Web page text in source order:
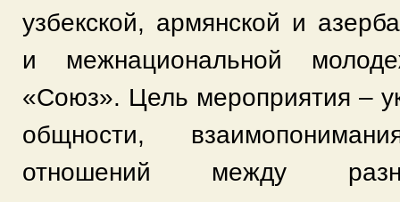
узбекской, армянской и
и межнациональной
«Союз». Цель мероприятия –
общности,
отношений между